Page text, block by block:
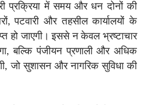
प्रक्रिया में समय और धन दोनों की
पटवारी और तहसील कार्यालयों के
हो जाएगी। इससे न केवल भ्रष्टाचार
बल्कि पंजीयन प्रणाली और अधिक
जो सुशासन और नागरिक सुविधा की